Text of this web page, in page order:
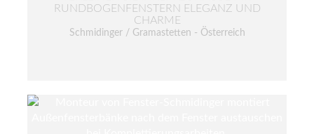
RUNDBOGENFENSTERN ELEGANZ UND
CHARME
Schmidinger / Gramastetten - Österreich